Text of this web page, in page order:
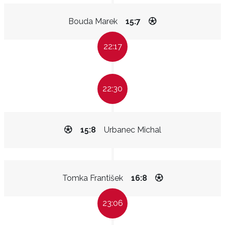
Bouda Marek 15:7
22:17
22:30
Urbanec Michal
15:8
Tomka František 16:8
23:06